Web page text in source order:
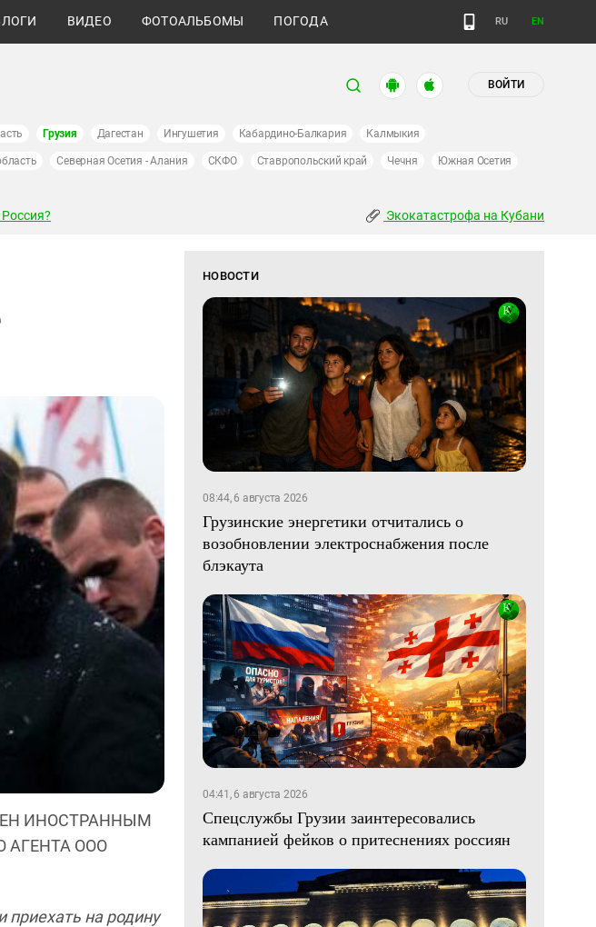
ВИДЕО ФОТОАЛЬБОМЫ ПОГОДА RU EN
ВОЙТИ
Грузия Дагестан Ингушетия Кабардино-Балкария Калмыкия
Северная Осетия - Алания СКФО Ставропольский край Чечня Южная Осетия
Экокатастрофа на Кубани
ИНОСТРАННЫМ
АГЕНТА ООО
на родину
НОВОСТИ
08:44, 6 августа 2026
Грузинские энергетики отчитались о
возобновлении электроснабжения после
блэкаута
04:41, 6 августа 2026
Спецслужбы Грузии заинтересовались
кампанией фейков о притеснениях россиян